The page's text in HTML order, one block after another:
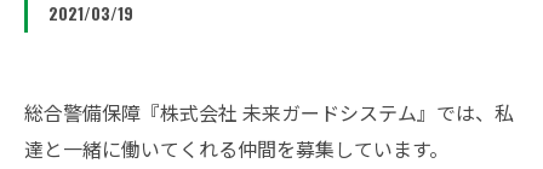
2021/03/19
総合警備保障『株式会社 未来ガードシステム』では、私
達と一緒に働いてくれる仲間を募集しています。